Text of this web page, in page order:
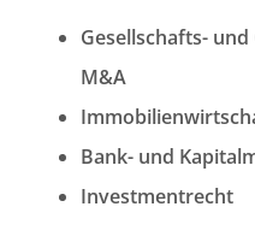
Gesellschafts-
M&A
Bank- und
Investmentrecht